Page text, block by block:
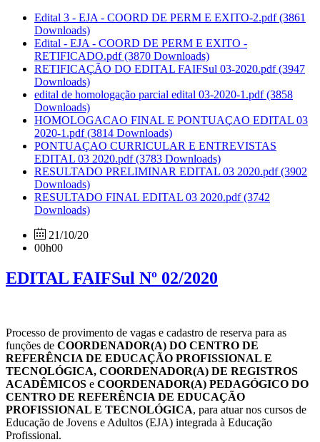
Edital 3 - EJA - COORD DE PERM E EXITO-2.pdf(3861
Downloads)
Edital - EJA - COORD DE PERM E EXITO -
RETIFICADO.pdf(3870 Downloads)
RETIFICAÇÃO DO EDITAL FAIFSul 03-2020.pdf(3947
Downloads)
edital de homologação parcial edital 03-2020-1.pdf(3858
Downloads)
HOMOLOGACAO FINAL E PONTUAÇAO EDITAL 03
2020-1.pdf(3814 Downloads)
PONTUAÇAO CURRICULAR E ENTREVISTAS
EDITAL 03 2020.pdf(3783 Downloads)
RESULTADO PRELIMINAR EDITAL 03 2020.pdf(3902
Downloads)
RESULTADO FINAL EDITAL 03 2020.pdf(3742
Downloads)
21/10/20
00h00
EDITAL FAIFSul Nº 02/2020
Processo de provimento de vagas e cadastro de reserva para as
funções de COORDENADOR(A) DO CENTRO DE
REFERÊNCIA DE EDUCAÇÃO PROFISSIONAL E
TECNOLÓGICA, COORDENADOR(A) DE REGISTROS
ACADÊMICOS e COORDENADOR(A) PEDAGÓGICO DO
CENTRO DE REFERÊNCIA DE EDUCAÇÃO
PROFISSIONAL E TECNOLÓGICA, para atuar nos cursos de
Educação de Jovens e Adultos (EJA) integrada à Educação
Profissional.